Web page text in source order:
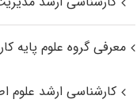
معرفی گروه علوم پایه
کارشناسی ارشد علوم